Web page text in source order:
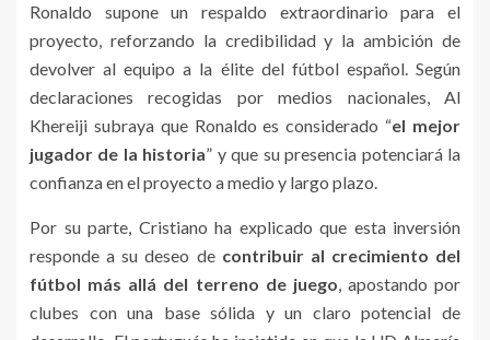
Ronaldo supone un respaldo extraordinario para el
proyecto, reforzando la credibilidad y la ambición de
devolver al equipo a la élite del fútbol español. Según
declaraciones recogidas por medios nacionales, Al
Khereiji subraya que Ronaldo es considerado “el mejor
jugador de la historia” y que su presencia potenciará la
confianza en el proyecto a medio y largo plazo.
Por su parte, Cristiano ha explicado que esta inversión
responde a su deseo de contribuir al crecimiento del
fútbol más allá del terreno de juego, apostando por
clubes con una base sólida y un claro potencial de